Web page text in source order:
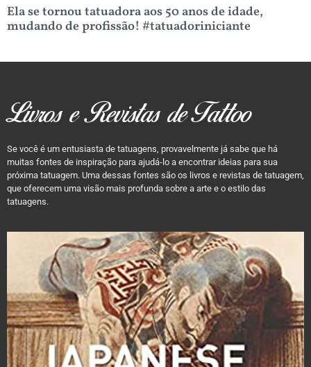
Ela se tornou tatuadora aos 50 anos de idade,
mudando de profissão! #tatuadoriniciante
Livros e Revistas de Tattoo
Se você é um entusiasta de tatuagens, provavelmente já sabe que há
muitas fontes de inspiração para ajudá-lo a encontrar ideias para sua
próxima tatuagem. Uma dessas fontes são os livros e revistas de tatuagem,
que oferecem uma visão mais profunda sobre a arte e o estilo das
tatuagens.